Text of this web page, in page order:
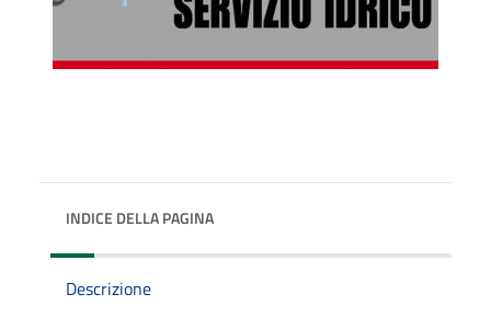
INDICE DELLA PAGINA
Descrizione